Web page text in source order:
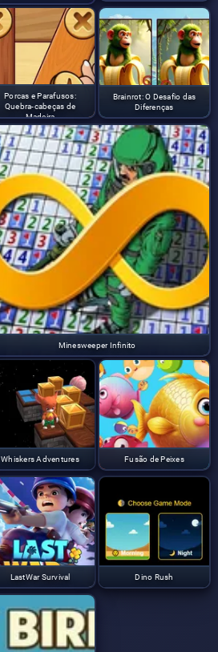
Porcas e Parafusos:
Quebra-cabeças de
Madeira
Brainrot: O Desafio das
Diferenças
Minesweeper Infinito
Whiskers Adventures Fusão de Peixes
LastWar Survival Dino Rush